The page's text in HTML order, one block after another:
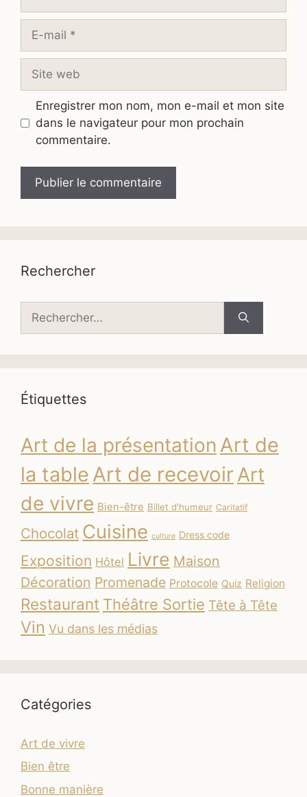
Site
Enregistrer mon nom, mon e-mail et mon site
dans le navigateur pour mon prochain
commentaire.
Rechercher
Étiquettes
Art de la présentation Art de
la table Art de recevoirArt
de vivre Bien-être Billet d'humeur Caritatif
Chocolat Cuisine culture Dress code
Exposition Hôtel Livre Maison
Décoration Promenade Protocole Quiz Religion
Restaurant Théâtre Sortie Tête à Tête
Vin Vu dans les médias
Catégories
Art de vivre
Bien être
Bonne manière